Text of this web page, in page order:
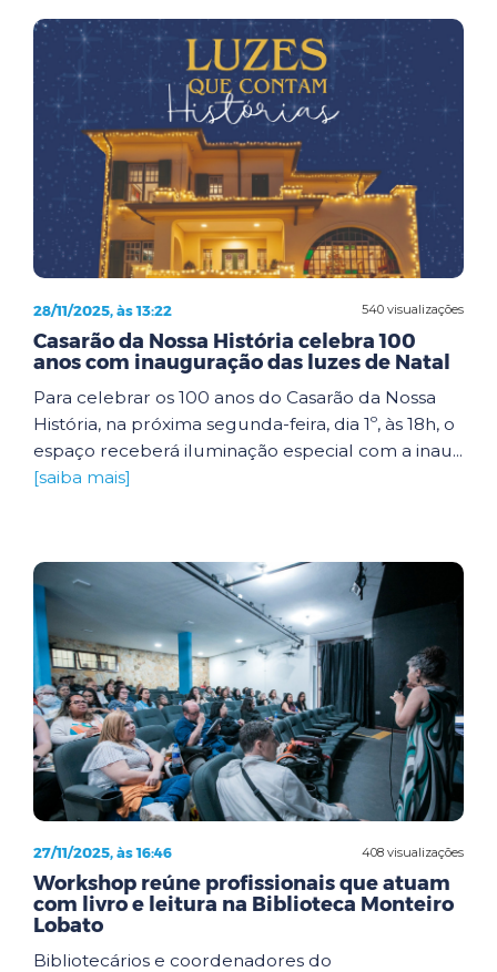
540 visualizações
28/11/2025, às 13:22
Casarão da Nossa História celebra 100
anos com inauguração das luzes de Natal
Para celebrar os 100 anos do Casarão da Nossa
História, na próxima segunda-feira, dia 1º, às 18h, o
espaço receberá iluminação especial com a inau...
[saiba mais]
408 visualizações
27/11/2025, às 16:46
Workshop reúne profissionais que atuam
com livro e leitura na Biblioteca Monteiro
Lobato
Bibliotecários e coordenadores do